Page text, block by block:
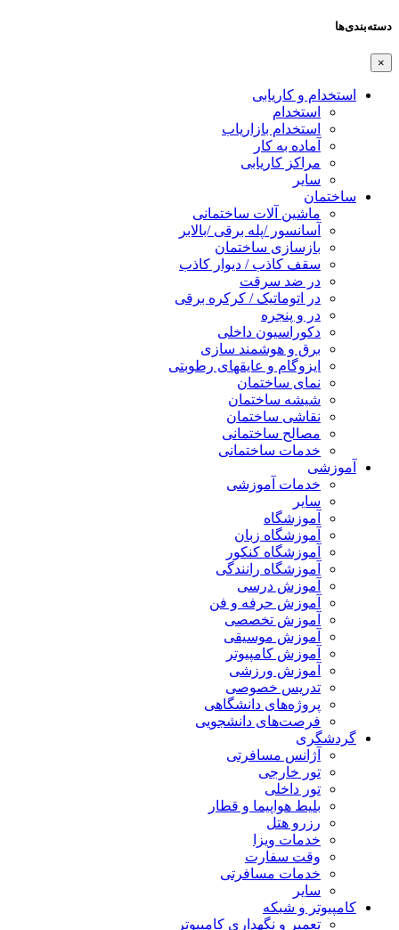
دسته‌بندی‌ها
×
استخدام و کاریابی
استخدام
استخدام بازاریاب
آماده به کار
مراکز کاریابی
سایر
ساختمان
ماشین آلات ساختمانی
آسانسور /پله برقی /بالابر
بازسازی ساختمان
سقف کاذب / دیوار کاذب
در ضد سرقت
در اتوماتیک / کرکره برقی
در و پنجره
دکوراسیون داخلی
برق و هوشمند سازی
ایزوگام و عایقهای رطوبتی
نمای ساختمان
شیشه ساختمان
نقاشی ساختمان
مصالح ساختمانی
خدمات ساختمانی
آموزشی
خدمات آموزشی
سایر
آموزشگاه
آموزشگاه زبان
آموزشگاه کنکور
آموزشگاه رانندگی
آموزش درسی
آموزش حرفه و فن
آموزش تخصصی
آموزش موسیقی
آموزش کامپیوتر
آموزش ورزشی
تدریس خصوصی
پروژه‌های دانشگاهی
فرصت‌های دانشجویی
گردشگری
آژانس مسافرتی
تور خارجی
تور داخلی
بلیط هواپیما و قطار
رزرو هتل
خدمات ویزا
وقت سفارت
خدمات مسافرتی
سایر
کامپیوتر و شبکه
تعمیر و نگهداری کامپیوتر